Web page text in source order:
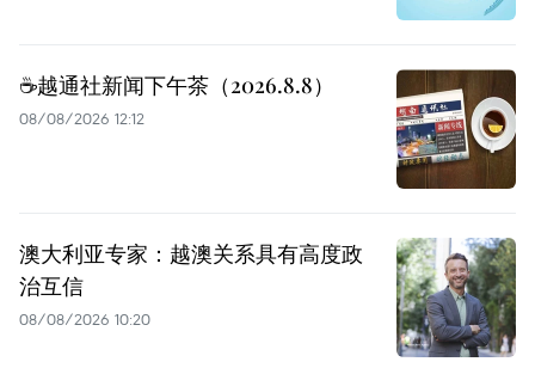
☕️越通社新闻下午茶（2026.8.8）
08/08/2026 12:12
澳大利亚专家：越澳关系具有高度政
治互信
08/08/2026 10:20